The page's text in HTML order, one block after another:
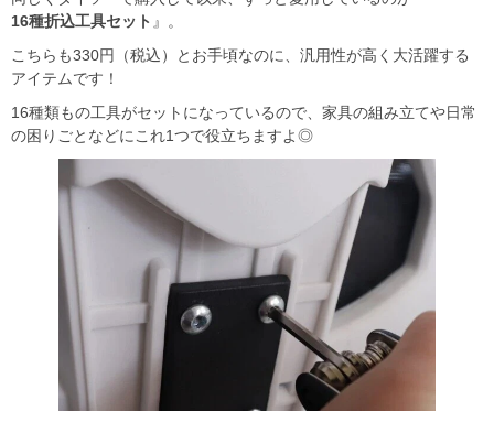
16種折込工具セット 』。
こちらも330円（税込）とお手頃なのに、汎用性が高く大活躍する
アイテムです！
16種類もの工具がセットになっているので、家具の組み立てや日常
の困りごとなどにこれ1つで役立ちますよ◎